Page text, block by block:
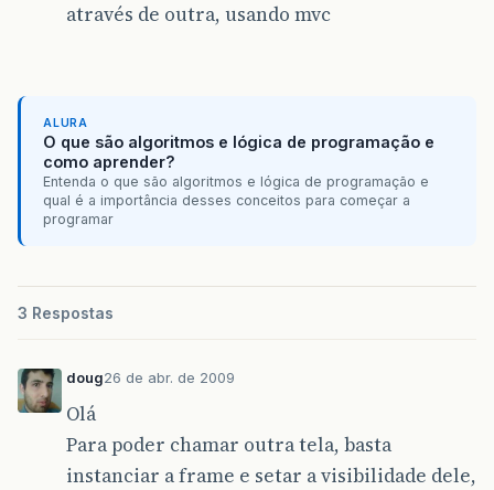
através de outra, usando mvc
ALURA
O que são algoritmos e lógica de programação e
como aprender?
Entenda o que são algoritmos e lógica de programação e
qual é a importância desses conceitos para começar a
programar
3 Respostas
doug26 de abr. de 2009
Olá
Para poder chamar outra tela, basta
instanciar a frame e setar a visibilidade dele,